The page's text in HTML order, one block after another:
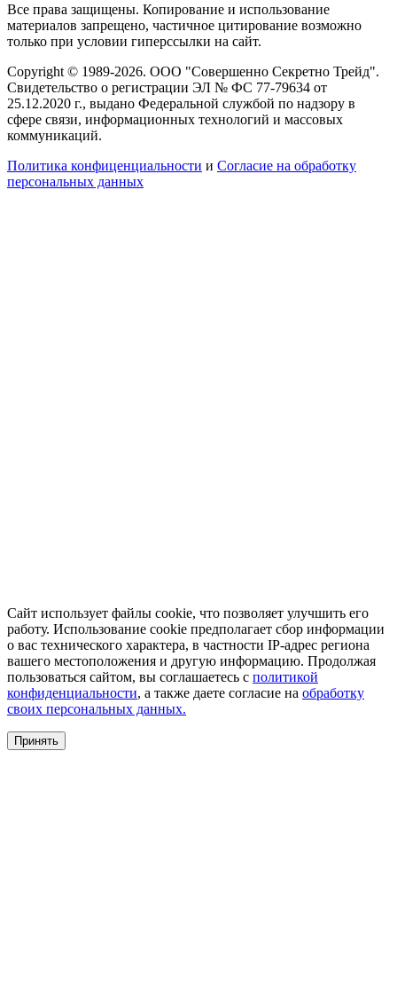
Все права защищены. Копирование и использование
материалов запрещено, частичное цитирование возможно
только при условии гиперссылки на сайт.
Copyright © 1989-2026. ООО "Совершенно Секретно Трейд".
Свидетельство о регистрации ЭЛ № ФС 77-79634 от
25.12.2020 г., выдано Федеральной службой по надзору в
сфере связи, информационных технологий и массовых
коммуникаций.
Политика конфиценциальности и Согласие на обработку
персональных данных
Сайт использует файлы cookie, что позволяет улучшить его
работу. Использование cookie предполагает сбор информации
о вас технического характера, в частности IP-адрес региона
вашего местоположения и другую информацию. Продолжая
пользоваться сайтом, вы соглашаетесь с политикой
конфиденциальности, а также даете согласие на обработку
своих персональных данных.
Принять